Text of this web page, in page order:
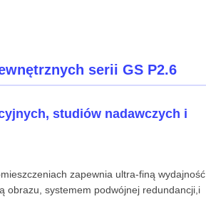
serii GS P2.6
studiów nadawczych i
zapewnia ultra-finą wydajność
obrazu, systemem podwójnej redundancji,i